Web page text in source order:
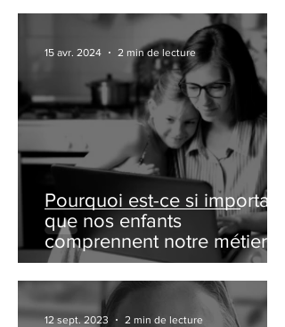
Pourquoi est-ce si important
que nos enfants
comprennent notre métier ?
ou comment organiser un
family day ?
15 avr. 2024 2 min de lecture
12 sept. 2023 2 min de lecture